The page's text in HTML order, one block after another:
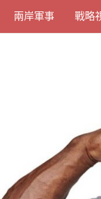
兩岸軍事 戰略